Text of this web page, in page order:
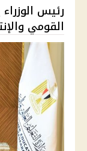
رئيس
القومي